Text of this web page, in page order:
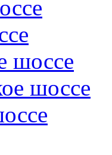
шоссе
шоссе